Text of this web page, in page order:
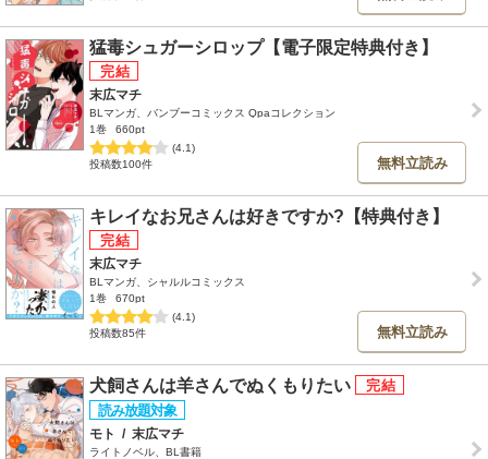
猛毒シュガーシロップ【電子限定特典付き】
末広マチ
BLマンガ、バンブーコミックス Qpaコレクション
1巻
660pt
(4.1)
投稿数100件
無料立読み
キレイなお兄さんは好きですか?【特典付き】
末広マチ
BLマンガ、シャルルコミックス
1巻
670pt
(4.1)
投稿数85件
無料立読み
犬飼さんは羊さんでぬくもりたい
モト / 末広マチ
ライトノベル、BL書籍